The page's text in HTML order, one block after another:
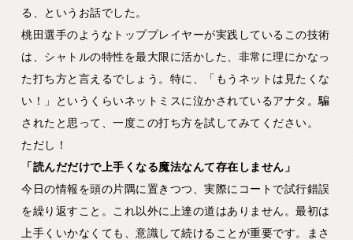
る、というお話でした。
桃田選手のようなトッププレイヤーが実践しているこの技術
は、シャトルの特性を最大限に活かした、非常に理にかなっ
た打ち方と言えるでしょう。特に、「もうネットは見たくな
い！」というくらいネットミスに泣かされているアナタ。騙
されたと思って、一度この打ち方を試してみてください。
ただし！
「読んだだけで上手くなる魔法なんて存在しません」
今日の情報を頭の片隅に置きつつ、実際にコートで試行錯誤
を繰り返すこと。これ以外に上達の道はありません。最初は
上手くいかなくても、意識して続けることが重要です。
まさ